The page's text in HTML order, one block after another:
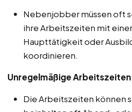
Nebenjobber müssen oft
ihre Arbeitszeiten mit
Haupttätigkeit oder
koordinieren.
Unregelmäßige
Die Arbeitszeiten können